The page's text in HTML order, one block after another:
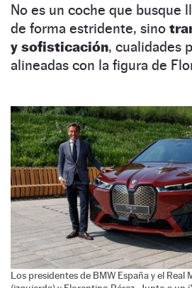
No es un coche que busque
de forma estridente, sino
y sofisticación, cualidades
alineadas con la figura de
Los presidentes de BMW España y el Real